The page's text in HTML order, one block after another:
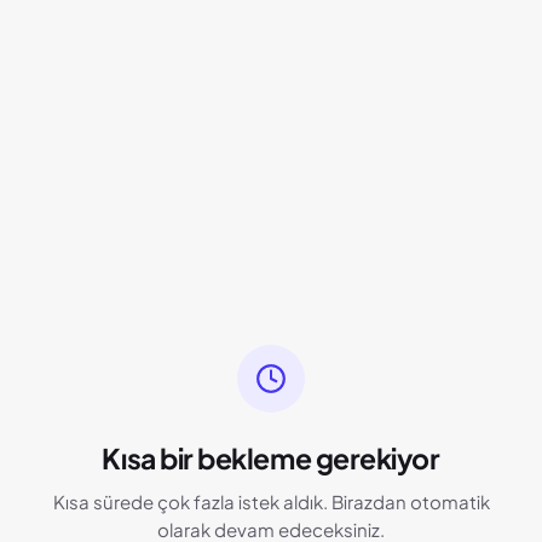
Kısa bir bekleme gerekiyor
Kısa sürede çok fazla istek aldık. Birazdan otomatik
olarak devam edeceksiniz.